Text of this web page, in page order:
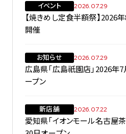
イベント 2026.07.29
【焼きめし定食半額祭】2026
開催
お知らせ 2026.07.29
広島県「広島祇園店」2026年
ープン
新店舗 2026.07.22
愛知県「イオンモール名古屋